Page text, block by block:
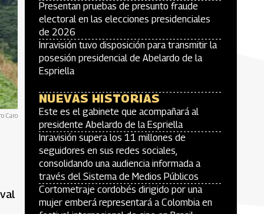
Caro
Presentan pruebas de presunto fraude
electoral en las elecciones presidenciales
de 2026
Inravisión tuvo disposición para transmitir la
posesión presidencial de Abelardo de la
Espriella
NUEVAS HISTORIAS
Este es el gabinete que acompañará al
presidente Abelardo de la Espriella
Inravisión supera los 11 millones de
seguidores en sus redes sociales,
consolidando una audiencia informada a
través del Sistema de Medios Públicos
Cortometraje cordobés dirigido por una
mujer emberá representará a Colombia en